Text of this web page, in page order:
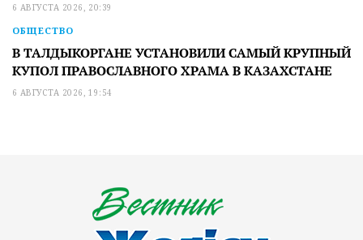
6 АВГУСТА 2026, 20:39
ОБЩЕСТВО
В ТАЛДЫКОРГАНЕ УСТАНОВИЛИ САМЫЙ КРУПНЫЙ
КУПОЛ ПРАВОСЛАВНОГО ХРАМА В КАЗАХСТАНЕ
6 АВГУСТА 2026, 19:54